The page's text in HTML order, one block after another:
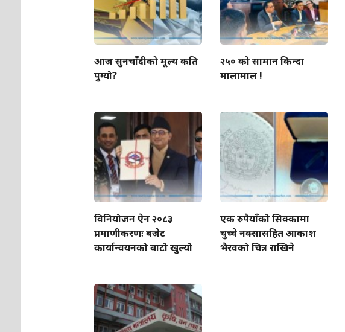
आज सुनचाँदीको मूल्य कति
पुग्यो?
२५० को सामान किन्दा
मालामाल !
विनियोजन ऐन २०८३
प्रमाणीकरणः बजेट
कार्यान्वयनको बाटो खुल्यो
एक रुपैयाँको सिक्कामा
चुच्चे नक्सासहित आकाश
भैरवको चित्र राखिने